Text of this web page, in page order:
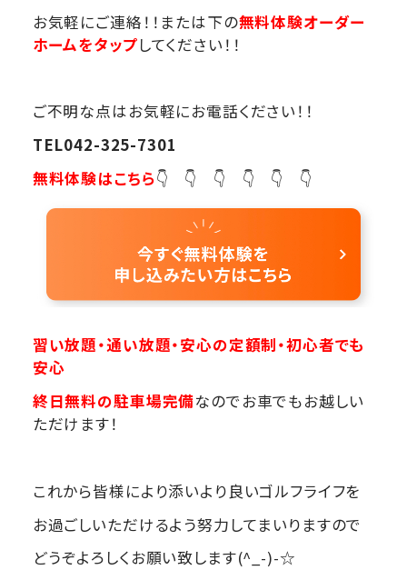
お気軽にご連絡！！または下の無料体験オーダー
ホームをタップしてください！！
ご不明な点はお気軽にお電話ください！！
TEL042-325-7301
無料体験はこちら👇 👇 👇 👇 👇 👇
習い放題・通い放題・安心の定額制・初心者でも
安心
終日無料の駐車場完備なのでお車でもお越しい
ただけます！
これから皆様により添いより良いゴルフライフを
お過ごしいただけるよう努力してまいりますので
どうぞよろしくお願い致します(^_-)-☆